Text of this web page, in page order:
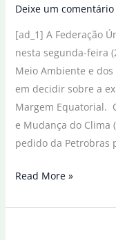
deve
EUA
Deixe um comentário
[ad_1] A Federação
nesta segunda-feira
Meio Ambiente e dos
em decidir sobre a
Margem Equatorial.
e Mudança do Clima
pedido da Petrobras
Espera
Margem
Read More »